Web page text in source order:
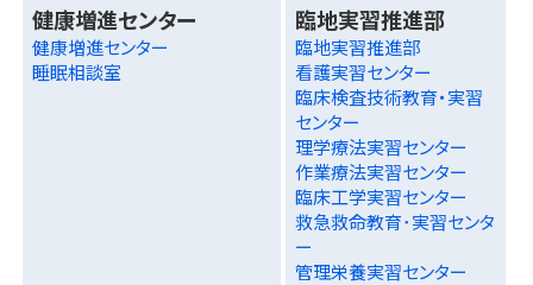
健康増進センター
健康増進センター
睡眠相談室
臨地実習推進部
臨地実習推進部
看護実習センター
臨床検査技術教育・実習
センター
理学療法実習センター
作業療法実習センター
臨床工学実習センター
救急救命教育･実習センタ
ー
管理栄養実習センター